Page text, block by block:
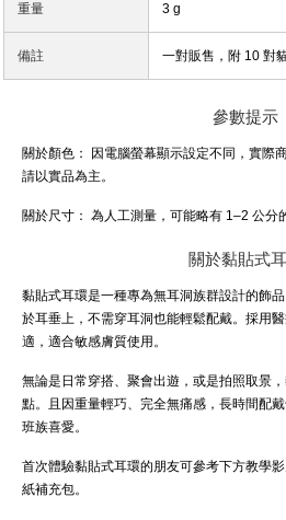
重量 3 g
備註 一對販售，附 10 對
參數提示
關於顏色：
因電腦螢幕顯示設定不同，實際
請以實品為主。
關於尺寸： 為人工測量，可能略有 1–2 公分
關於黏貼式
黏貼式耳環是一種專為無耳洞族群設計的飾
於耳垂上，不需穿耳洞也能輕鬆配戴。採用
適，適合敏感膚質使用。
無論是日常穿搭、聚會出遊，或是拍照取景
點。且因重量輕巧、完全無痛感，長時間配
班族喜愛。
首次體驗黏貼式耳環的朋友可參考下方教學
紙補充包。